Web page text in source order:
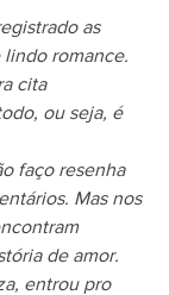
as
lindo romance.
cita
ou seja, é
faço resenha
Mas nos
de amor.
entrou pro